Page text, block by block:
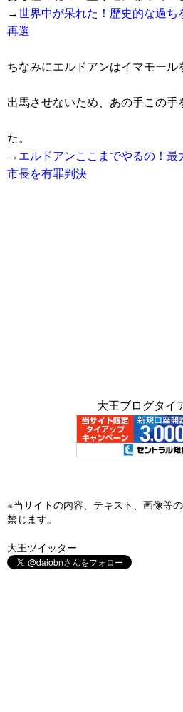
→世界中が呆れた！歴史的な過ち
再選
ちなみにエルドアンはイマモール
出馬させないため、あの手この手
た。
→ エルドアンここまでやるの！
市長を有罪判決
大王ブログタイ
※当サイトの内容、テキスト、画像等
禁じます。
大王ツイッター